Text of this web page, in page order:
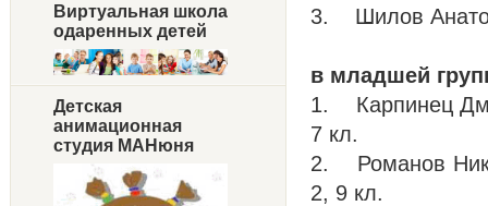
Виртуальная школа
одаренных детей
Детская
анимационная
студия МАНюня
3. Шилов
в младшей
1. Карпинец
7 кл.
2. Романов
2, 9 кл.